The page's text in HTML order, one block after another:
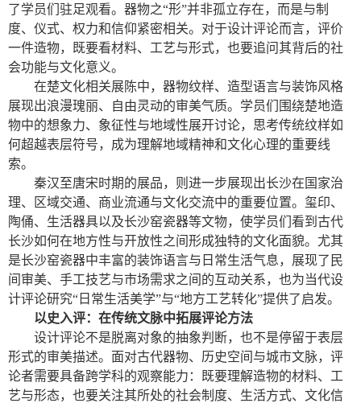
了学员们驻足观看。器物之“形”并非孤立存在，而是与制
度、仪式、权力和信仰紧密相关。对于设计评论而言，评价
一件造物，既要看材料、工艺与形式，也要追问其背后的社
会功能与文化意义。
在楚文化相关展陈中，器物纹样、造型语言与装饰风格
展现出浪漫瑰丽、自由灵动的审美气质。学员们围绕楚地造
物中的想象力、象征性与地域性展开讨论，思考传统纹样如
何超越表层符号，成为理解地域精神和文化心理的重要线
索。
秦汉至唐宋时期的展品，则进一步展现出长沙在国家治
理、区域交通、商业流通与文化交流中的重要位置。玺印、
陶俑、生活器具以及长沙窑瓷器等文物，使学员们看到古代
长沙如何在地方性与开放性之间形成独特的文化面貌。尤其
是长沙窑瓷器中丰富的装饰语言与日常生活气息，展现了民
间审美、手工技艺与市场需求之间的互动关系，也为当代设
计评论研究“日常生活美学”与“地方工艺转化”提供了启发。
以史入评：在传统文脉中拓展评论方法
设计评论不是脱离对象的抽象判断，也不是停留于表层
形式的审美描述。面对古代器物、历史空间与城市文脉，评
论者需要具备跨学科的观察能力：既要理解造物的材料、工
艺与形态，也要关注其所处的社会制度、生活方式、文化信